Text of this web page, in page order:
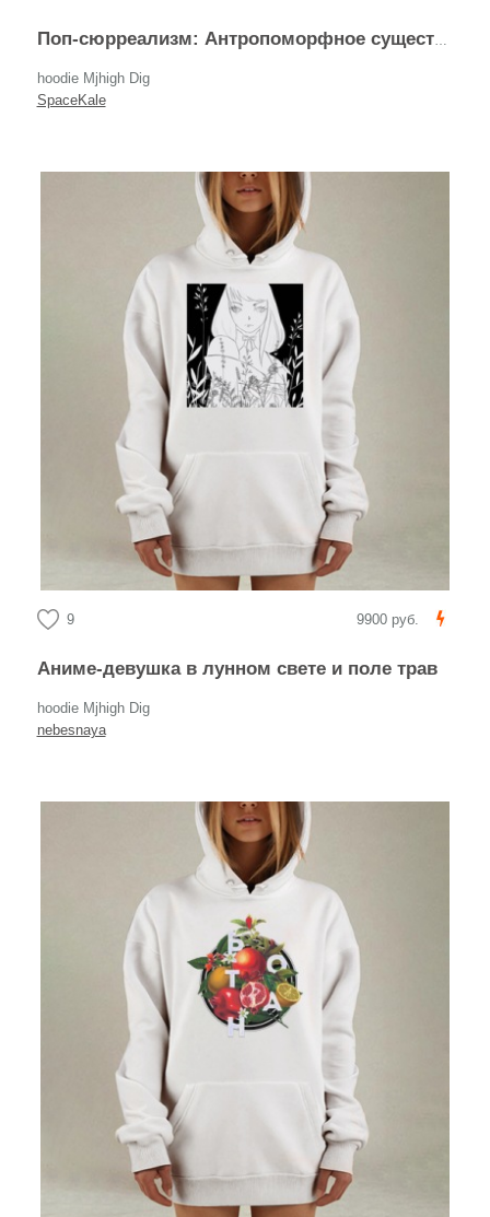
Поп-сюрреализм: Антропоморфное существо-авокадо
hoodie Mjhigh Dig
SpaceKale
9 9900 руб.
Аниме-девушка в лунном свете и поле трав
hoodie Mjhigh Dig
nebesnaya